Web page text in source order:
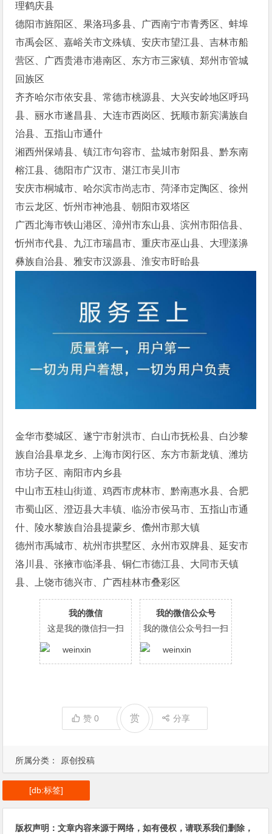
所属分类： 原创投稿
理鹤庆县
德阳市旌阳区、果洛玛多县、广西南宁市青秀区、蚌埠
市禹会区、嘉峪关市文殊镇、安庆市望江县、吉林市船
营区、广西贵港市港南区、东方市三家镇、郑州市管城
回族区
齐齐哈尔市依安县、常德市桃源县、大兴安岭地区呼玛
县、丽水市遂昌县、大连市西岗区、抚顺市新宾满族自
治县、五指山市通什
湘西州保靖县、镇江市句容市、盐城市射阳县、黔东南
榕江县、德阳市广汉市、湛江市吴川市
安庆市桐城市、哈尔滨市尚志市、菏泽市定陶区、徐州
市云龙区、忻州市神池县、朝阳市双塔区
广西北海市铁山港区、漳州市东山县、滨州市阳信县、
忻州市代县、九江市瑞昌市、重庆市巫山县、大理漾濞
彝族自治县、雅安市汉源县、淮安市盱眙县
金华市婺城区、遂宁市射洪市、白山市抚松县、白沙黎
族自治县阜龙乡、上海市闵行区、东方市新龙镇、潍坊
市坊子区、南阳市内乡县
中山市五桂山街道、鸡西市虎林市、黔南惠水县、合肥
市蜀山区、澄迈县大丰镇、临汾市侯马市、五指山市通
什、陵水黎族自治县提蒙乡、儋州市那大镇
德州市禹城市、杭州市拱墅区、永州市双牌县、延安市
洛川县、张掖市临泽县、铜仁市德江县、大同市天镇
县、上饶市德兴市、广西桂林市叠彩区
我的微信
这是我的微信扫一扫
我的微信公众号
我的微信公众号扫一扫
赞0 赏 分享
[db:标签]
版权声明：文章内容来源于网络，如有侵权，请联系我们删除，